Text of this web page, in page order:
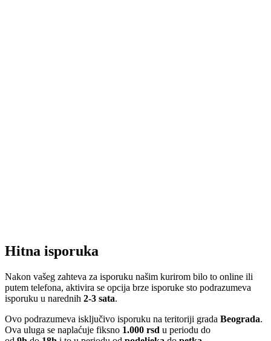
Hitna isporuka
Nakon vašeg zahteva za isporuku našim kurirom bilo to online ili
putem telefona, aktivira se opcija brze isporuke sto podrazumeva
isporuku u narednih 2-3 sata.
Ovo podrazumeva isključivo isporuku na teritoriji grada Beograda.
Ova uluga se naplaćuje fiksno 1.000 rsd u periodu do